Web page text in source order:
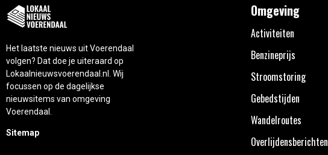
Het laatste nieuws uit Voerendaal
volgen? Dat doe je uiteraard op
Lokaalnieuwsvoerendaal.nl. Wij
focussen op de dagelijkse
nieuwsitems van omgeving
Voerendaal.
Sitemap
Omgeving
Activiteiten
Benzineprijs
Stroomstoring
Gebedstijden
Wandelroutes
Overlijdensberichten